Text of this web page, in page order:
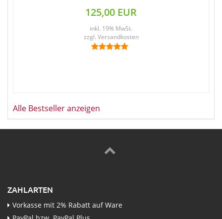
125,00 EUR
inkl. 19% MwSt.
Versandkosten
Alle Bestseller anzeigen
ZAHLARTEN
Vorkasse mit 2% Rabatt auf Ware